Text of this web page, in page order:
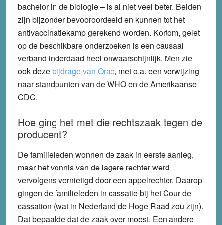
bachelor in de biologie – is al niet veel beter. Beiden
zijn bijzonder bevooroordeeld en kunnen tot het
antivaccinatiekamp gerekend worden. Kortom, gelet
op de beschikbare onderzoeken is een causaal
verband inderdaad heel onwaarschijnlijk. Men zie
ook deze bijdrage van Orac, met o.a. een verwijzing
naar standpunten van de WHO en de Amerikaanse
CDC.
Hoe ging het met die rechtszaak tegen de
producent?
De familieleden wonnen de zaak in eerste aanleg,
maar het vonnis van de lagere rechter werd
vervolgens vernietigd door een appelrechter. Daarop
gingen de familieleden in cassatie bij het Cour de
cassation (wat in Nederland de Hoge Raad zou zijn).
Dat bepaalde dat de zaak over moest. Een andere